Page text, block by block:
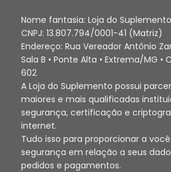
Nome fantasia: Loja do Suplemento
CNPJ: 13.807.794/0001-41 (Matriz)
Endereço: Rua Vereador Antônio
Sala B • Ponte Alta • Extrema/MG •
602
A Loja do Suplemento possui
maiores e mais qualificadas
segurança, certificação e
internet.
Tudo isso para proporcionar a
segurança em relação a seus
pedidos e pagamentos.